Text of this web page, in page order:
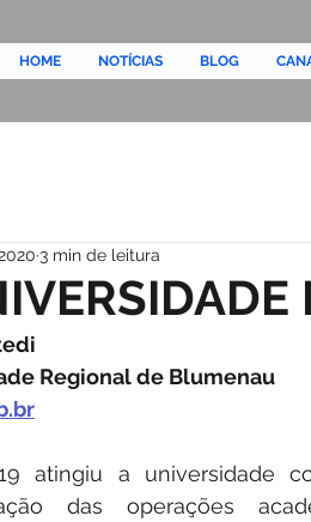
HOME NOTÍCIAS BLOG
3 min de leitura
Regional de Blumenau
19 atingiu a universidade
das operações